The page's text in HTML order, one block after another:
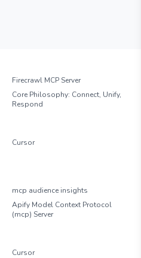
Firecrawl MCP Server
Core Philosophy: Connect, Unify,
Respond
Cursor
mcp audience insights
Apify Model Context Protocol
(mcp) Server
Cursor